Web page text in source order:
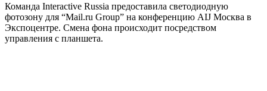
Команда Interactive Russia предоставила светодиодную
фотозону для “Mail.ru Group” на конференцию AIJ Москва в
Экспоцентре. Смена фона происходит посредством
управления с планшета.